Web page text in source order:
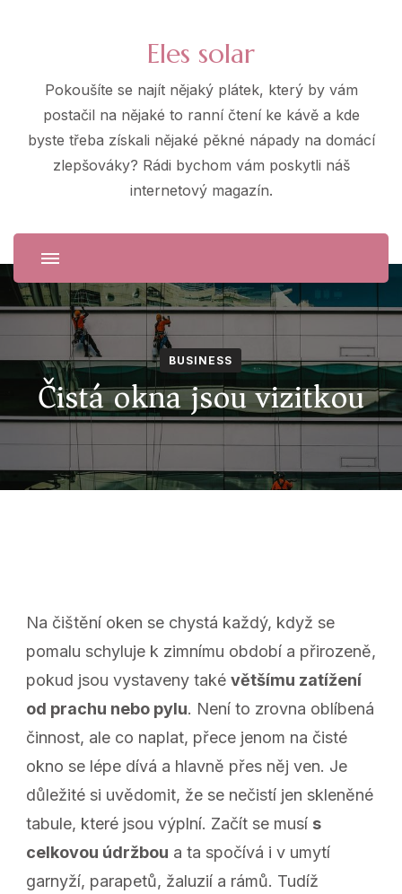
Eles solar
Pokoušíte se najít nějaký plátek, který by vám
postačil na nějaké to ranní čtení ke kávě a kde
byste třeba získali nějaké pěkné nápady na domácí
zlepšováky? Rádi bychom vám poskytli náš
internetový magazín.
BUSINESS
Čistá okna jsou vizitkou
Na čištění oken se chystá každý, když se
pomalu schyluje k zimnímu období a přirozeně,
pokud jsou vystaveny také většímu zatížení
od prachu nebo pylu. Není to zrovna oblíbená
činnost, ale co naplat, přece jenom na čisté
okno se lépe dívá a hlavně přes něj ven. Je
důležité si uvědomit, že se nečistí jen skleněné
tabule, které jsou výplní. Začít se musí s
celkovou údržbou a ta spočívá i v umytí
garnyží, parapetů, žaluzií a rámů. Tudíž